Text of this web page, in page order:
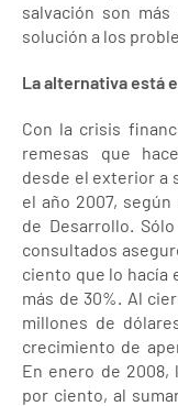
salvación son
solución a los
La alternativa está
Con la crisis
remesas que
desde el exterior a
el año 2007,
de Desarrollo.
consultados
ciento que lo hacía
más de 30%. Al
millones de
crecimiento de
En enero de 2008,
por ciento, al